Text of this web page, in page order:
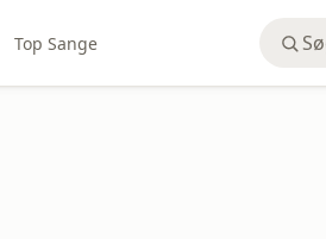
Top Sange